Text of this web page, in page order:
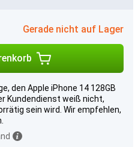
Gerade nicht auf Lager
den Apple iPhone 14 128GB
Kundendienst weiß nicht,
sein wird. Wir empfehlen,